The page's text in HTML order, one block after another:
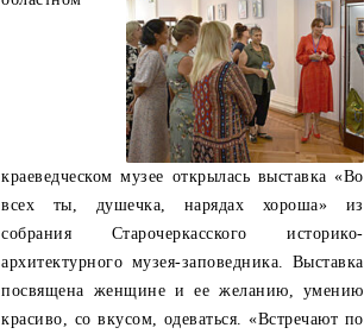
краеведческом музее открылась выставка «Во
всех ты, душечка, нарядах хороша» из
собрания Старочеркасского историко-
архитектурного музея-заповедника. Выставка
посвящена женщине и ее желанию, умению
красиво, со вкусом, одеваться. «Встречают по